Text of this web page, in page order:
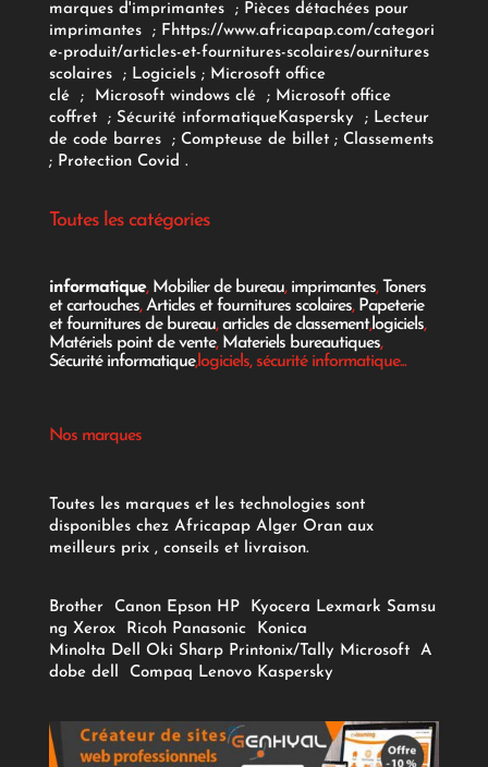
marques d'imprimantes
; Pièces détachées pour
imprimantes
; Fhttps://www.africapap.com/categori
e-produit/articles-et-fournitures-scolaires/ournitures
scolaires; Logiciels ; Microsoft office
clé
; Microsoft windows clé; Microsoft office
coffret ; Sécurité informatiqueKaspersky ; Lecteur
de code barres
; Compteuse de billet; Classements
; Protection Covid .
Toutes les catégories
informatique, Mobilier de bureau, imprimantes, Toners
et cartouches,Articles et fournitures scolaires, Papeterie
et fournitures de bureau,articles de classement,logiciels,
Matériels point de vente, Materiels bureautiques,
Sécurité informatique,logiciels, sécurité informatique...
Nos marques
Toutes les marques et les technologies sont
disponibles chez Africapap Alger Oran aux
meilleurs prix , conseils et livraison.
Brother Canon Epson HP Kyocera Lexmark Samsu
ng Xerox Ricoh Panasonic
Konica
Minolta Dell Oki Sharp Printonix/Tally Microsoft
A
dobe dell Compaq Lenovo Kaspersky